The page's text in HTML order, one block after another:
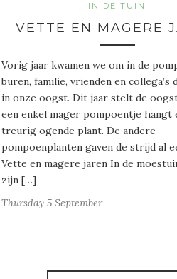
IN DE TUIN
VETTE EN MAGERE
Vorig jaar kwamen we om in de
buren, familie, vrienden en collega’s
in onze oogst. Dit jaar stelt de
een enkel mager pompoentje hangt
treurig ogende plant. De andere
pompoenplanten gaven de strijd al
Vette en magere jaren In de
zijn […]
Thursday 5 September